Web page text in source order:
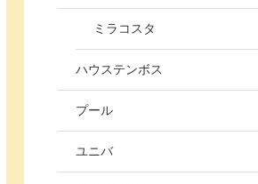
ミラコスタ
ハウステンボス
プール
ユニバ